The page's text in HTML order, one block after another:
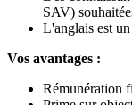
SAV)
L'anglais est
Vos avantages :
Rémunération